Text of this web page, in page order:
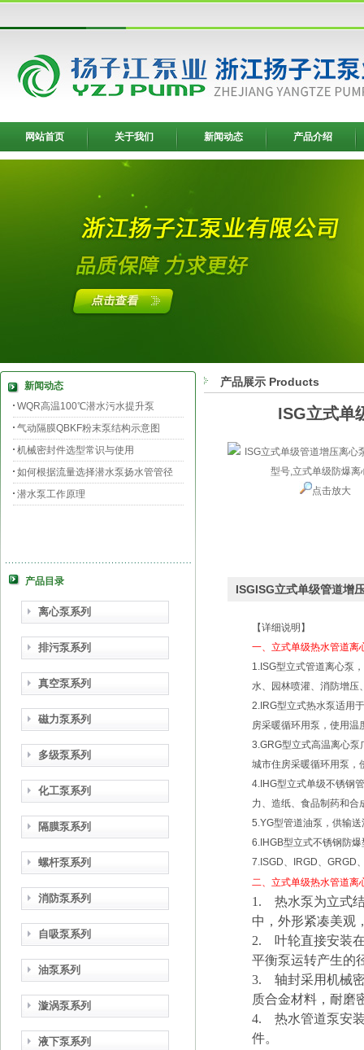
网站首页 关于我们 新闻动态 产品介绍
新闻动态
WQR高温100℃潜水污水提升泵
气动隔膜QBKF粉末泵结构示意图
机械密封件选型常识与使用
如何根据流量选择潜水泵扬水管管径
潜水泵工作原理
产品目录
离心泵系列
排污泵系列
真空泵系列
磁力泵系列
多级泵系列
化工泵系列
隔膜泵系列
螺杆泵系列
消防泵系列
自吸泵系列
油泵系列
漩涡泵系列
液下泵系列
产品展示 Products
ISG立式单
点击放大
ISGISG立式单级管道增
【详细说明】
一、立式单级热水管道离
1.ISG型立式管道离心泵
水、园林喷灌、消防增压
2.IRG型立式热水泵适用
房采暖循环用泵，使用温
3.GRG型立式高温离心
城市住房采暖循环用泵，
4.IHG型立式单级不锈钢
力、造纸、食品制药和
5.YG型管道油泵，供输
6.IHGB型立式不锈钢防
7.ISGD、IRGD、GRGD
二、立式单级热水管道离
1. 热水泵为立式
中，外形紧凑美观
2. 叶轮直接安装
平衡泵运转产生的
3. 轴封采用机械密
质合金材料，耐磨
4. 热水管道泵安装
件。